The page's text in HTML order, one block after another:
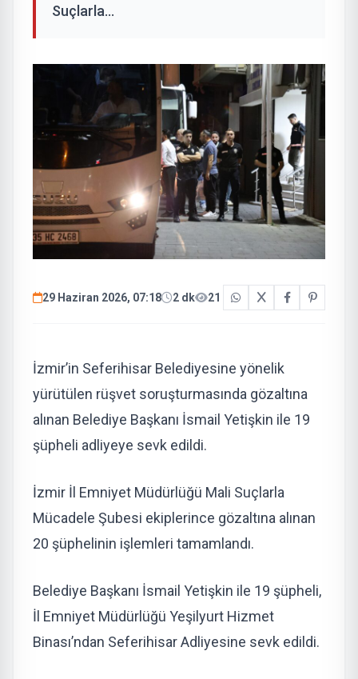
Suçlarla...
29 Haziran 2026, 07:18 2 dk 21
İzmir’in Seferihisar Belediyesine yönelik
yürütülen rüşvet soruşturmasında gözaltına
alınan Belediye Başkanı İsmail Yetişkin ile 19
şüpheli adliyeye sevk edildi.
İzmir İl Emniyet Müdürlüğü Mali Suçlarla
Mücadele Şubesi ekiplerince gözaltına alınan
20 şüphelinin işlemleri tamamlandı.
Belediye Başkanı İsmail Yetişkin ile 19 şüpheli,
İl Emniyet Müdürlüğü Yeşilyurt Hizmet
Binası’ndan Seferihisar Adliyesine sevk edildi.